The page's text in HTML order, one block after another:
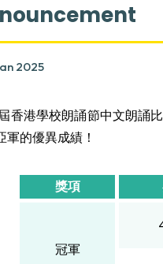
2025
香港學校朗誦節中文朗誦
軍的優異成績！
獎項
冠軍